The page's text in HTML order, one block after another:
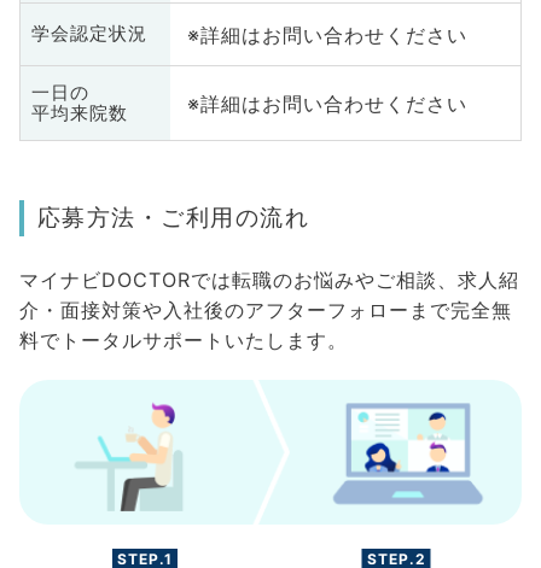
学会認定状況 ※詳細はお問い合わせください
一日の
平均来院数
※詳細はお問い合わせください
応募方法・ご利用の流れ
マイナビDOCTORでは転職のお悩みやご相談、求人紹
介・面接対策や入社後のアフターフォローまで完全無
料でトータルサポートいたします。
STEP.1 STEP.2